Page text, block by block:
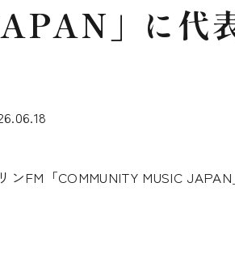
」に代
ンFM「COMMUNITY MUSIC